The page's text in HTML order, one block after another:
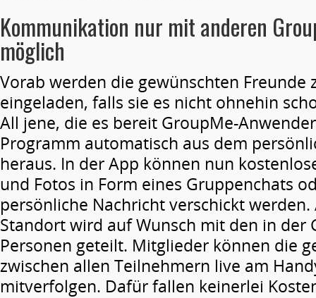
Kommunikation nur mit anderen
möglich
Vorab werden die gewünschten Freunde
eingeladen, falls sie es nicht ohnehin
All jene, die es bereit GroupMe-
Programm automatisch aus dem
heraus. In der App können nun
und Fotos in Form eines Gruppenchats
persönliche Nachricht verschickt werden.
Standort wird auf Wunsch mit den in der
Personen geteilt. Mitglieder können die
zwischen allen Teilnehmern live am
mitverfolgen. Dafür fallen keinerlei